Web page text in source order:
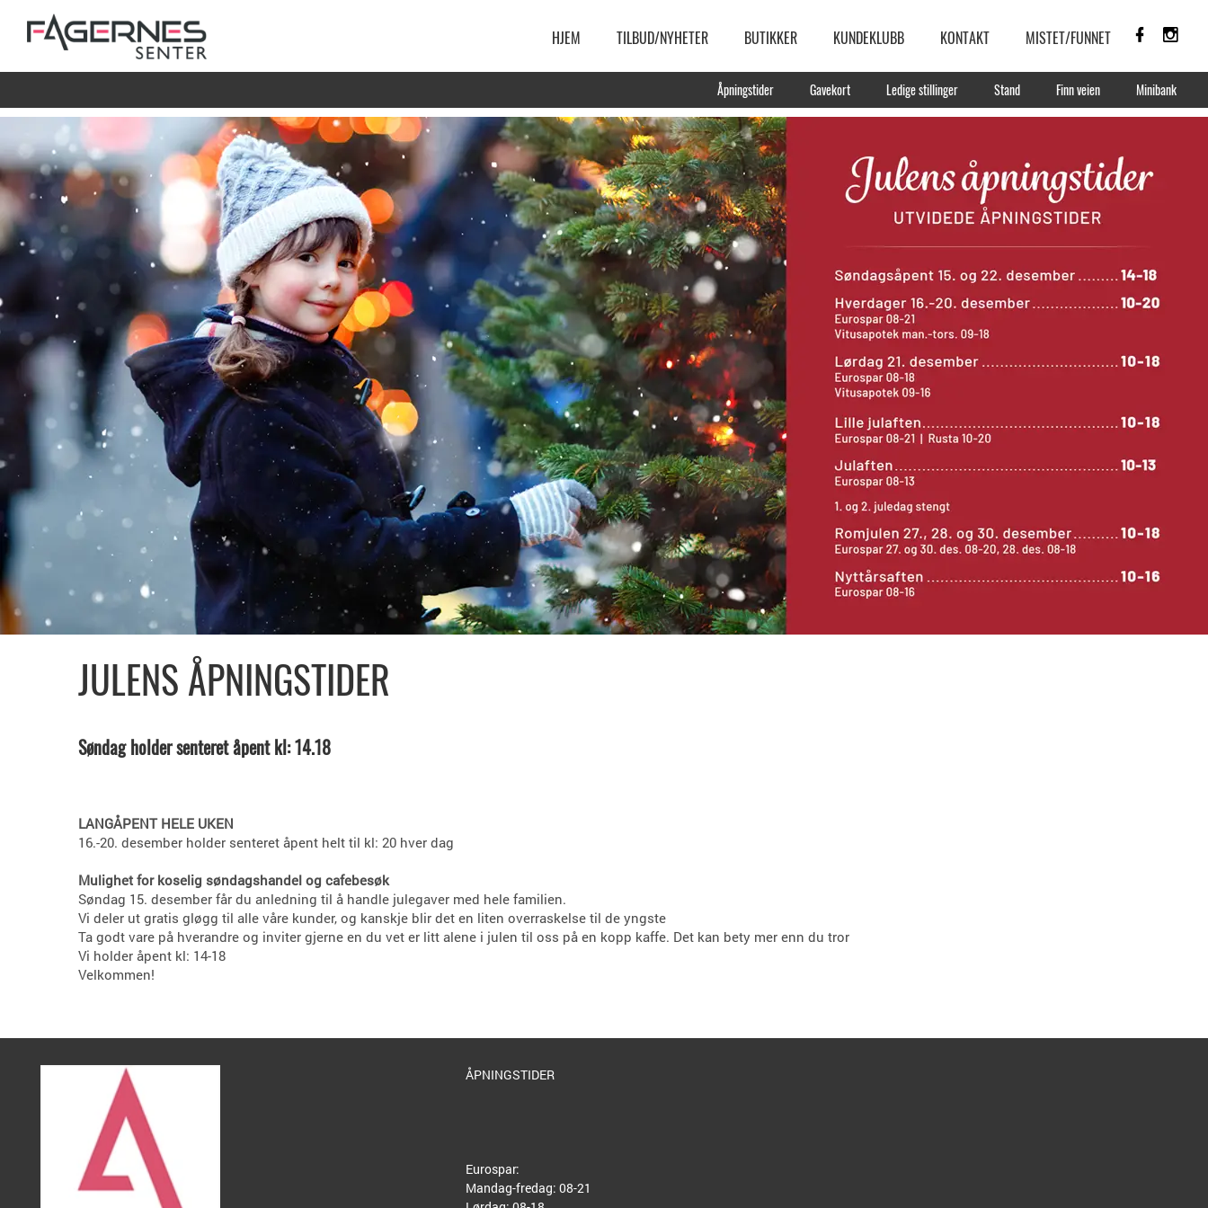
HJEM TILBUD/NYHETER BUTIKKER KUNDEKLUBB KONTAKT MISTET/FUNNET
Åpningstider Gavekort Ledige stillinger Stand Finn veien Minibank
JULENS ÅPNINGSTIDER
Søndag holder senteret åpent kl: 14.18
LANGÅPENT HELE UKEN
16.-20. desember holder senteret åpent helt til kl: 20 hver dag
Mulighet for koselig søndagshandel og cafebesøk
Søndag 15. desember får du anledning til å handle julegaver med hele familien.
Vi deler ut gratis gløgg til alle våre kunder, og kanskje blir det en liten overraskelse til de yngste
Ta godt vare på hverandre og inviter gjerne en du vet er litt alene i julen til oss på en kopp kaffe. Det kan bety mer enn du tror
Vi holder åpent kl: 14-18
Velkommen!
ÅPNINGSTIDER
Eurospar:
Mandag-fredag: 08-21